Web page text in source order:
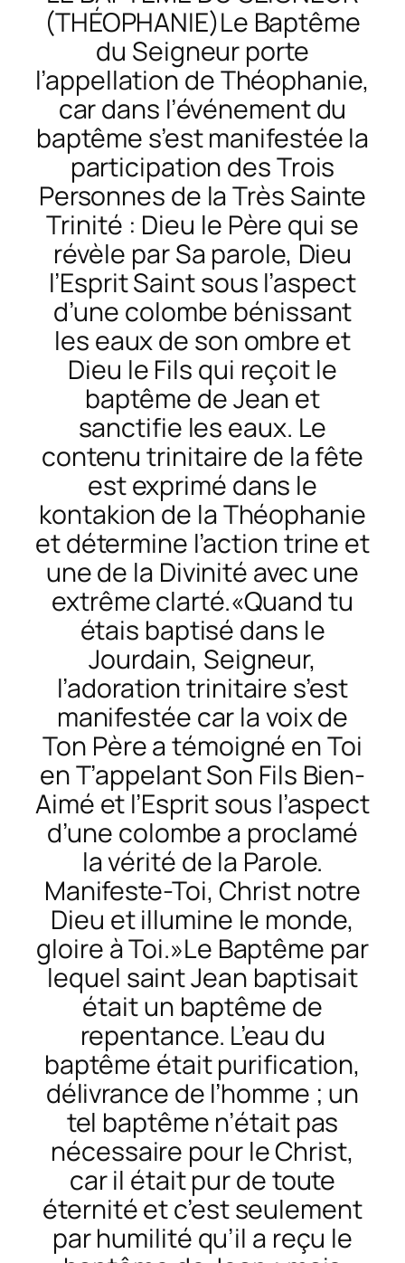
(THÉOPHANIE)Le Baptême
du Seigneur porte
l’appellation de Théophanie,
car dans l’événement du
baptême s’est manifestée la
participation des Trois
Personnes de la Très Sainte
Trinité : Dieu le Père qui se
révèle par Sa parole, Dieu
l’Esprit Saint sous l’aspect
d’une colombe bénissant
les eaux de son ombre et
Dieu le Fils qui reçoit le
baptême de Jean et
sanctifie les eaux. Le
contenu trinitaire de la fête
est exprimé dans le
kontakion de la Théophanie
et détermine l’action trine et
une de la Divinité avec une
extrême clarté.«Quand tu
étais baptisé dans le
Jourdain, Seigneur,
l’adoration trinitaire s’est
manifestée car la voix de
Ton Père a témoigné en Toi
en T’appelant Son Fils Bien-
Aimé et l’Esprit sous l’aspect
d’une colombe a proclamé
la vérité de la Parole.
Manifeste-Toi, Christ notre
Dieu et illumine le monde,
gloire à Toi.»Le Baptême par
lequel saint Jean baptisait
était un baptême de
repentance. L’eau du
baptême était purification,
délivrance de l’homme ; un
tel baptême n’était pas
nécessaire pour le Christ,
car il était pur de toute
éternité et c’est seulement
par humilité qu’il a reçu le